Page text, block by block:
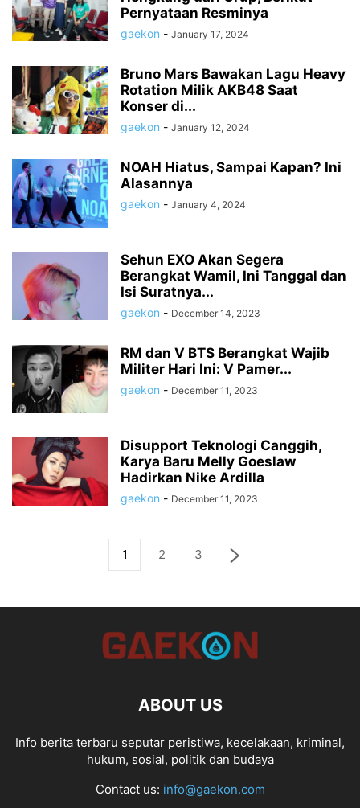
Pernyataan Resminya
gaekon - January 17, 2024
Bruno Mars Bawakan Lagu Heavy
Rotation Milik AKB48 Saat
Konser di...
gaekon - January 12, 2024
NOAH Hiatus, Sampai Kapan? Ini
Alasannya
gaekon - January 4, 2024
Sehun EXO Akan Segera
Berangkat Wamil, Ini Tanggal dan
Isi Suratnya...
gaekon - December 14, 2023
RM dan V BTS Berangkat Wajib
Militer Hari Ini: V Pamer...
gaekon - December 11, 2023
Disupport Teknologi Canggih,
Karya Baru Melly Goeslaw
Hadirkan Nike Ardilla
gaekon - December 11, 2023
1 2 3
ABOUT US
Info berita terbaru seputar peristiwa, kecelakaan, kriminal,
hukum, sosial, politik dan budaya
Contact us: info@gaekon.com